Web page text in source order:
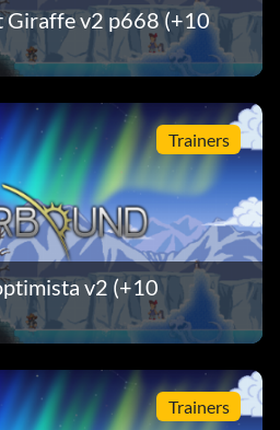
Giraffe v2 p668 (+10
Trainers
v2 (+10
Trainers